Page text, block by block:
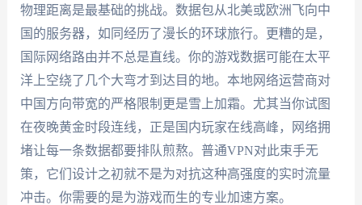
物理距离是最基础的挑战。数据包从北美或欧洲飞向中
国的服务器，如同经历了漫长的环球旅行。更糟的是，
国际网络路由并不总是直线。你的游戏数据可能在太平
洋上空绕了几个大弯才到达目的地。本地网络运营商对
中国方向带宽的严格限制更是雪上加霜。尤其当你试图
在夜晚黄金时段连线，正是国内玩家在线高峰，网络拥
堵让每一条数据都要排队煎熬。普通VPN对此束手无
策，它们设计之初就不是为对抗这种高强度的实时流量
冲击。你需要的是为游戏而生的专业加速方案。